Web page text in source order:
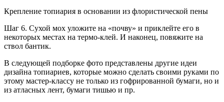
Крепление топиария в основании из флористической пены
Шаг 6. Сухой мох уложите на «почву» и приклейте его в
некоторых местах на термо-клей. И наконец, повяжите на
ствол бантик.
В следующей подборке фото представлены другие идеи
дизайна топиариев, которые можно сделать своими руками по
этому мастер-классу не только из гофрированной бумаги, но и
из атласных лент, бумаги тишью и пр.